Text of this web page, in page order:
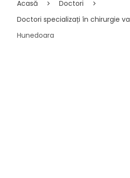
Acasă
Doctori
Doctori specializați în chirurgie
Hunedoara